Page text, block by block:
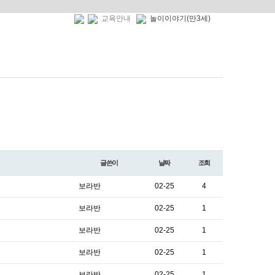
교육안내 놀이이야기(만3세)
글쓴이 날짜 조회
보라반 02-25 4
보라반 02-25 1
보라반 02-25 1
보라반 02-25 1